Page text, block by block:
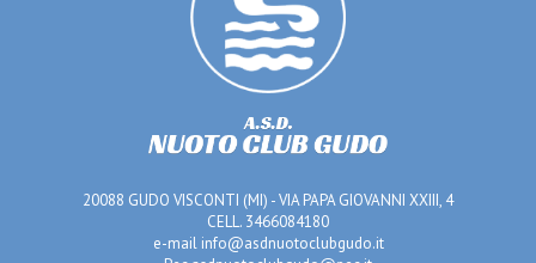
20088 GUDO VISCONTI (MI) - VIA PAPA GIOVANNI XXIII, 4
CELL. 3466084180
e-mail info@asdnuotoclubgudo.it